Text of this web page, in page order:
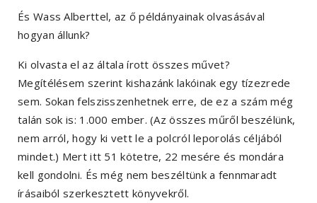
És Wass Alberttel, az ő példányainak olvasásával
hogyan állunk?
Ki olvasta el az általa írott összes művet?
Megítélésem szerint kishazánk lakóinak egy tízezrede
sem. Sokan felszisszenhetnek erre, de ez a szám még
talán sok is: 1.000 ember. (Az összes műről beszélünk,
nem arról, hogy ki vett le a polcról leporolás céljából
mindet.) Mert itt 51 kötetre, 22 mesére és mondára
kell gondolni. És még nem beszéltünk a fennmaradt
írásaiból szerkesztett könyvekről.